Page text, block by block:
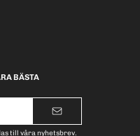
BÄSTA
till våra nyhetsbrev.